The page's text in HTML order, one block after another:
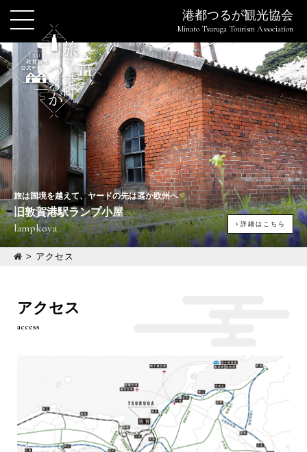
港都つるが観光協会
Minato Tsuruga Tourism Association
旅は国境を越えて、ヤードの先は遥か欧州へ
旧敦賀港駅ランプ小屋
lampkoya 詳細はこちら
> アクセス
アクセス
access